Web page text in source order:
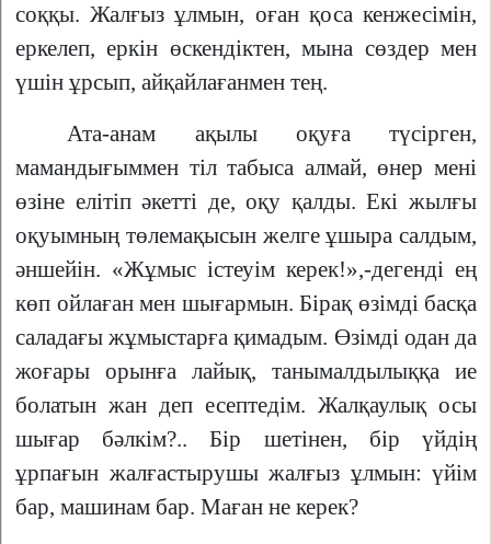
соққы. Жалғыз ұлмын, оған қоса кенжесімін,
еркелеп, еркін өскендіктен, мына сөздер мен
үшін ұрсып, айқайлағанмен тең.
Ата-анам ақылы оқуға түсірген,
мамандығыммен тіл табыса алмай, өнер мені
өзіне елітіп әкетті де, оқу қалды. Екі жылғы
оқуымның төлемақысын желге ұшыра салдым,
әншейін. «Жұмыс істеуім керек!»,-дегенді ең
көп ойлаған мен шығармын. Бірақ өзімді басқа
саладағы жұмыстарға қимадым. Өзімді одан да
жоғары орынға лайық, танымалдылыққа ие
болатын жан деп есептедім. Жалқаулық осы
шығар бәлкім?.. Бір шетінен, бір үйдің
ұрпағын жалғастырушы жалғыз ұлмын: үйім
бар, машинам бар. Маған не керек?